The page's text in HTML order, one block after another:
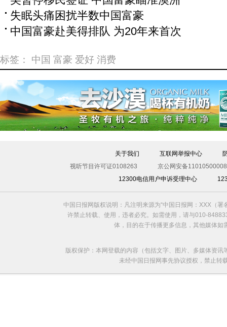
失眠头痛困扰半数中国富豪
中国富豪赴美得排队 为20年来首次
标签： 中国 富豪 爱好 消费
关于我们 互联网举报中心
视听节目许可证0108263
京公网安备
12300电信用户申诉受理中心
中国日报网版权说明：凡注明来源为“中国日报网：XXX（
许禁止转载、使用，违者必究。如需使用，请与010-
体，目的在于传播更多信息，其他媒体
版权保护：本网登载的内容（包括文字、图片、多媒体资
未经中国日报网事先协议授权，禁止转